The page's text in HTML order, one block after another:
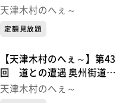
奥州街道シリーズ④
天津木村のへぇ～
定額見放題
【天津木村のへぇ～】第43
回 道との遭遇 奥州街道シ
リーズ③
天津木村のへぇ～